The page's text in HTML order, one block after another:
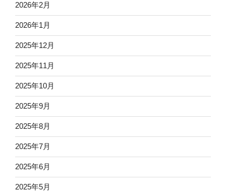
2026年2月
2026年1月
2025年12月
2025年11月
2025年10月
2025年9月
2025年8月
2025年7月
2025年6月
2025年5月